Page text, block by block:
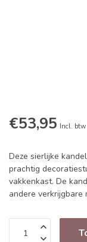
€53,95 Incl. btw
Deze sierlijke
prachtig
vakkenkast. De
andere verkrijgbare